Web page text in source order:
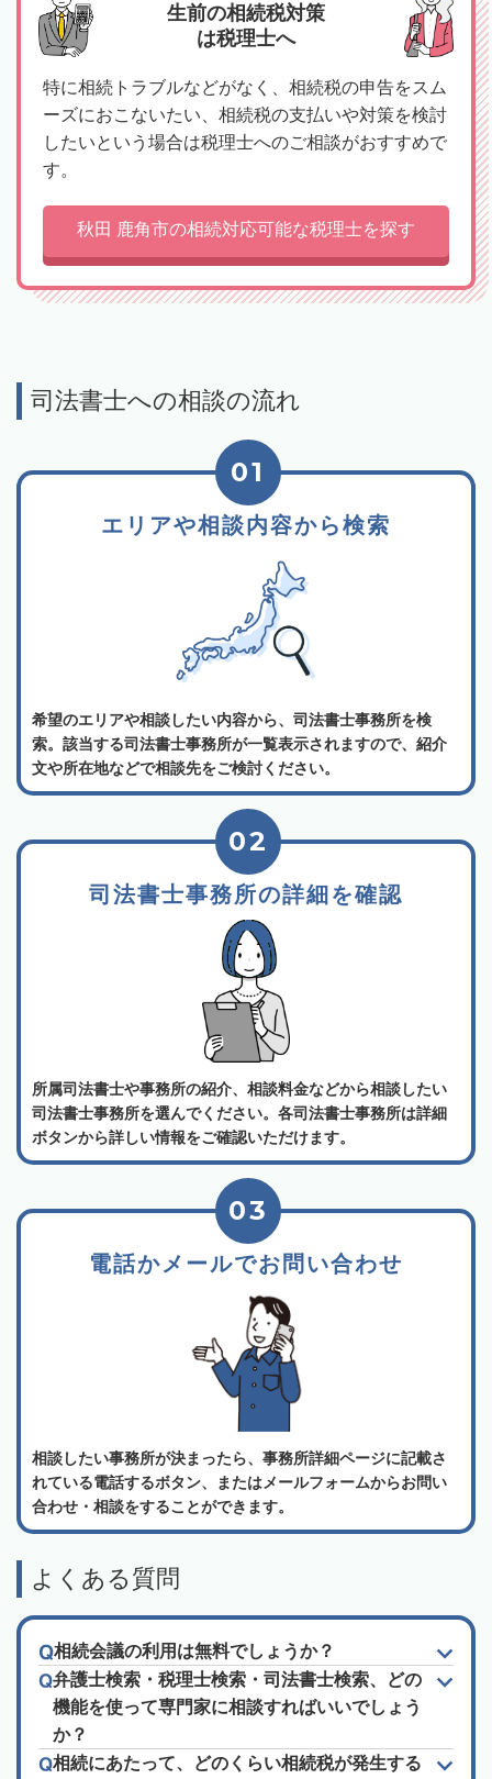
生前の相続税対策
は税理士へ
特に相続トラブルなどがなく、相続税の申告をスム
ーズにおこないたい、相続税の支払いや対策を検討
したいという場合は税理士へのご相談がおすすめで
す。
秋田 鹿角市の相続対応可能な税理士を探す
司法書士への相談の流れ
エリアや相談内容から検索
01
希望のエリアや相談したい内容から、司法書士事務所を検
索。該当する司法書士事務所が一覧表示されますので、紹介
文や所在地などで相談先をご検討ください。
司法書士事務所の詳細を確認
02
所属司法書士や事務所の紹介、相談料金などから相談したい
司法書士事務所を選んでください。各司法書士事務所は詳細
ボタンから詳しい情報をご確認いただけます。
電話かメールでお問い合わせ
03
相談したい事務所が決まったら、事務所詳細ページに記載さ
れている電話するボタン、またはメールフォームからお問い
合わせ・相談をすることができます。
よくある質問
相続会議の利用は無料でしょうか？
弁護士検索・税理士検索・司法書士検索、どの
機能を使って専門家に相談すればいいでしょう
か？
相続にあたって、どのくらい相続税が発生する